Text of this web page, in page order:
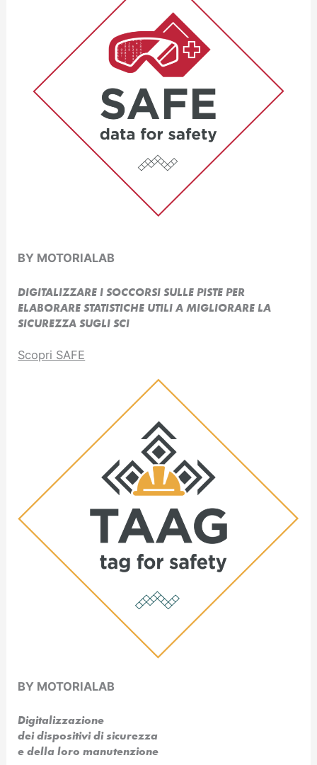
BY MOTORIALAB
DIGITALIZZARE I SOCCORSI SULLE PISTE PER
ELABORARE STATISTICHE UTILI A MIGLIORARE LA
SICUREZZA SUGLI SCI
Scopri SAFE
BY MOTORIALAB
Digitalizzazione
dei dispositivi di sicurezza
e della loro manutenzione